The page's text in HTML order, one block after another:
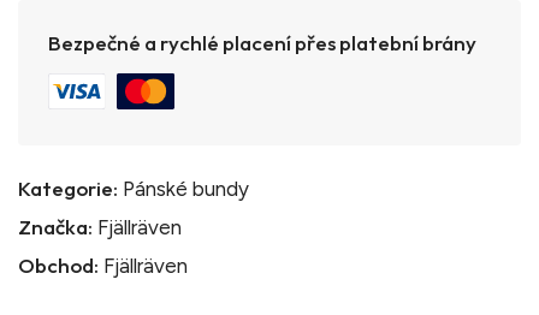
Bezpečné a rychlé placení přes platební brány
Kategorie: Pánské bundy
Značka: Fjällräven
Obchod: Fjällräven